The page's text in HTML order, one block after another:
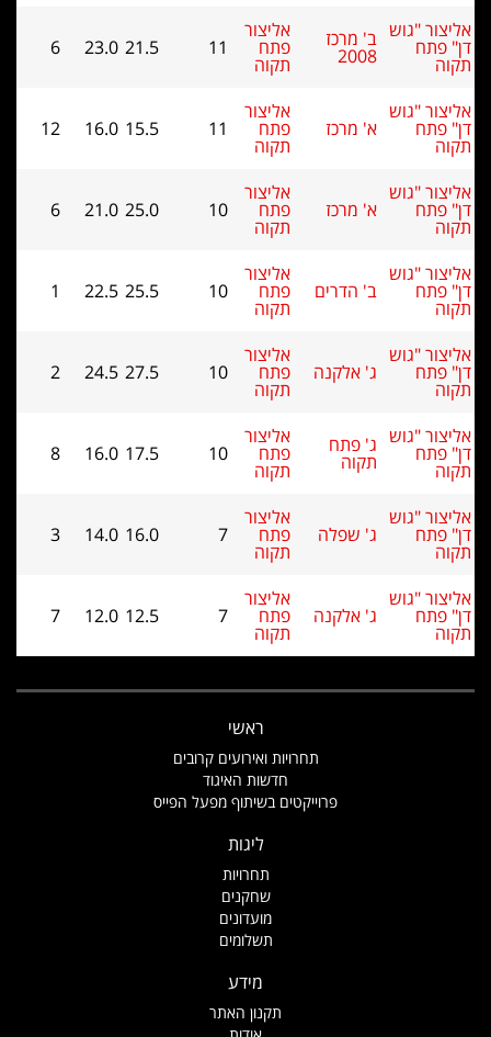
אליצור "גוש
דן" פתח
תקוה
ב' מרכז
2008
אליצור
פתח
תקוה
11
21.5
23.0
6
אליצור "גוש
דן" פתח
תקוה
א' מרכז
אליצור
פתח
תקוה
11
15.5
16.0
12
אליצור "גוש
דן" פתח
תקוה
א' מרכז
אליצור
פתח
תקוה
10
25.0
21.0
6
אליצור "גוש
דן" פתח
תקוה
ב' הדרים
אליצור
פתח
תקוה
10
25.5
22.5
1
אליצור "גוש
דן" פתח
תקוה
ג' אלקנה
אליצור
פתח
תקוה
10
27.5
24.5
2
אליצור "גוש
דן" פתח
תקוה
ג' פתח
תקוה
אליצור
פתח
תקוה
10
17.5
16.0
8
אליצור "גוש
דן" פתח
תקוה
ג' שפלה
אליצור
פתח
תקוה
7
16.0
14.0
3
אליצור "גוש
דן" פתח
תקוה
ג' אלקנה
אליצור
פתח
תקוה
7
12.5
12.0
7
ראשי
תחרויות ואירועים קרובים
חדשות האיגוד
פרוייקטים בשיתוף מפעל הפייס
ליגות
תחרויות
שחקנים
מועדונים
תשלומים
מידע
תקנון האתר